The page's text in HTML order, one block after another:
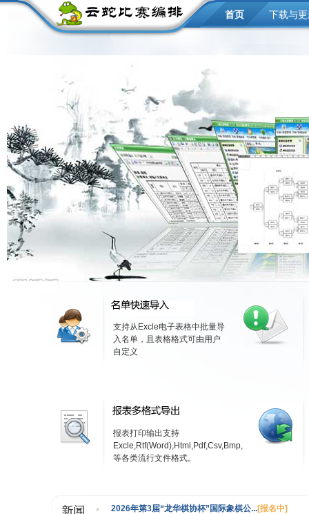
首页 下载与
支持从Excle电子表格中批量导
入名单，且表格格式可由用户
自定义
报表打印输出支持
Excle,Rtf(Word),Html,Pdf,Csv,Bmp,
等各类流行文件格式。
2026年第3届“龙华棋协杯”国际象棋公...[报名中]